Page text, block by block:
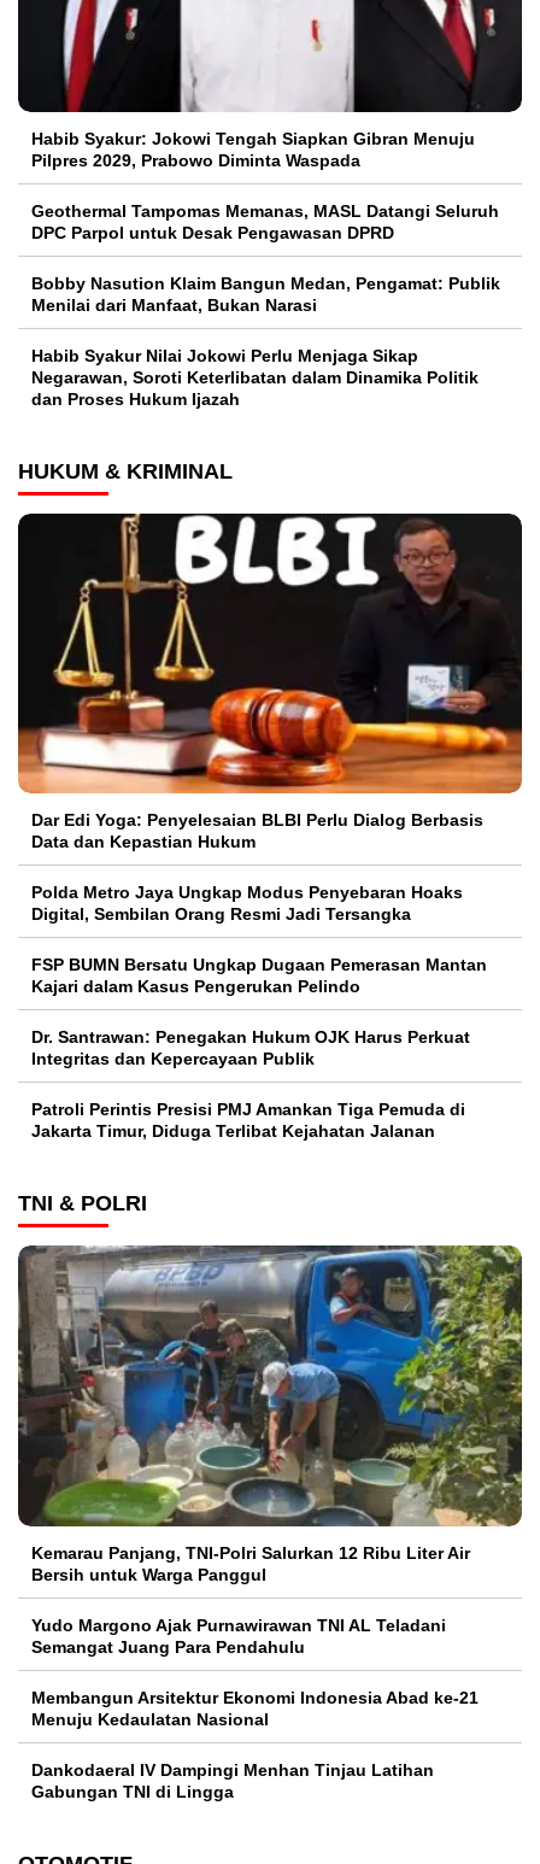
Habib Syakur: Jokowi Tengah Siapkan Gibran Menuju
Pilpres 2029, Prabowo Diminta Waspada
Geothermal Tampomas Memanas, MASL Datangi Seluruh
DPC Parpol untuk Desak Pengawasan DPRD
Bobby Nasution Klaim Bangun Medan, Pengamat: Publik
Menilai dari Manfaat, Bukan Narasi
Habib Syakur Nilai Jokowi Perlu Menjaga Sikap
Negarawan, Soroti Keterlibatan dalam Dinamika Politik
dan Proses Hukum Ijazah
HUKUM & KRIMINAL
Dar Edi Yoga: Penyelesaian BLBI Perlu Dialog Berbasis
Data dan Kepastian Hukum
Polda Metro Jaya Ungkap Modus Penyebaran Hoaks
Digital, Sembilan Orang Resmi Jadi Tersangka
FSP BUMN Bersatu Ungkap Dugaan Pemerasan Mantan
Kajari dalam Kasus Pengerukan Pelindo
Dr. Santrawan: Penegakan Hukum OJK Harus Perkuat
Integritas dan Kepercayaan Publik
Patroli Perintis Presisi PMJ Amankan Tiga Pemuda di
Jakarta Timur, Diduga Terlibat Kejahatan Jalanan
TNI & POLRI
Kemarau Panjang, TNI-Polri Salurkan 12 Ribu Liter Air
Bersih untuk Warga Panggul
Yudo Margono Ajak Purnawirawan TNI AL Teladani
Semangat Juang Para Pendahulu
Membangun Arsitektur Ekonomi Indonesia Abad ke-21
Menuju Kedaulatan Nasional
Dankodaeral IV Dampingi Menhan Tinjau Latihan
Gabungan TNI di Lingga